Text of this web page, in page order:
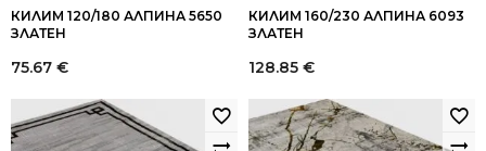
КИЛИМ 120/180 АЛПИНА 5650
ЗЛАТЕН
75.67 €
КИЛИМ 160/230 АЛПИНА 6093
ЗЛАТЕН
128.85 €